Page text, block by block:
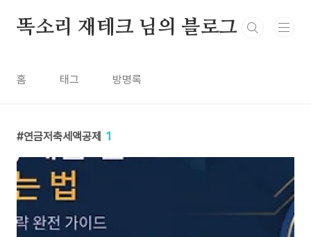
똑소리 재테크 님의 블로그
홈 태그 방명록
연금저축세액공제 1